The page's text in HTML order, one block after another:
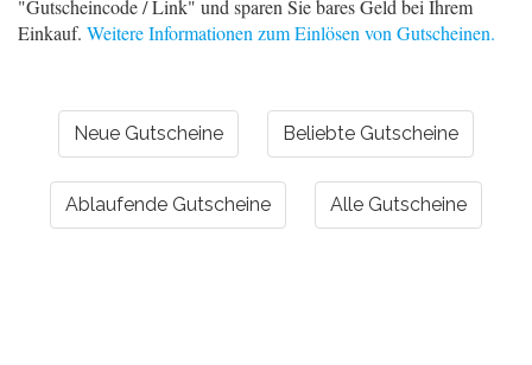
"Gutscheincode / Link" und sparen Sie bares Geld bei Ihrem
Einkauf. Weitere Informationen zum Einlösen von Gutscheinen.
Neue Gutscheine Beliebte Gutscheine
Ablaufende Gutscheine Alle Gutscheine